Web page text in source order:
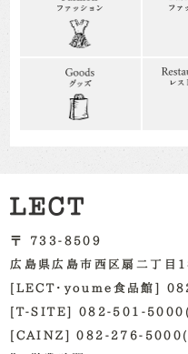
〒 733-8509
広島県広島市西区扇二丁目
[LECT・youme食品館]
[T-SITE] 082-501-
[CAINZ] 082-276-5000(